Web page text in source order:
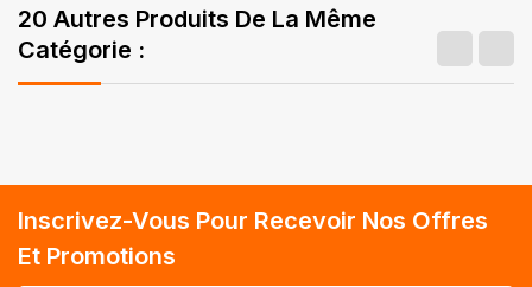
20 Autres Produits De La Même
Catégorie :
Inscrivez-Vous Pour Recevoir Nos Offres
Et Promotions